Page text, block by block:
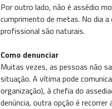
Por outro lado, não é assédio
cumprimento de metas. No dia
profissional são naturais.
Como denunciar
Muitas vezes, as pessoas não
situação. A vítima pode
organização), à chefia do
denúncia, outra opção é